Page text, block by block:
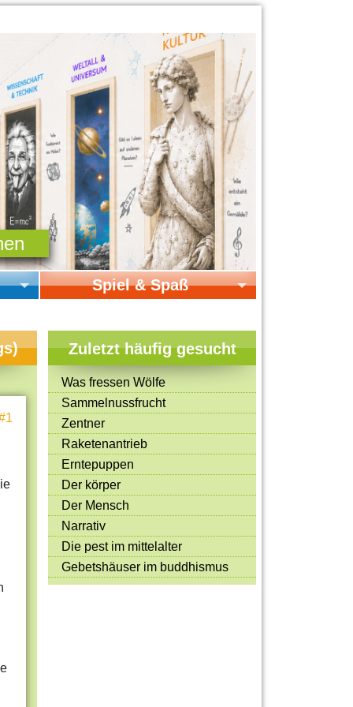
Spiel & Spaß
Online-Spiele
Mitmachen & Kreatives
Bücher & Filme
Quiz-Spiele
Spiele & Ideen
Jugendreporter
Rezeptideen
Game-Tests
Reisen, Events & Sport
E-Cards
Zuletzt häufig gesucht
Was fressen Wölfe
Sammelnussfrucht
Zentner
Raketenantrieb
Erntepuppen
Der körper
Der Mensch
Narrativ
Die pest im mittelalter
Gebetshäuser im buddhismus